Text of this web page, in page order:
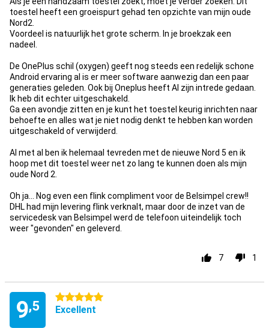
toestel heeft een groeispurt gehad ten opzichte van mijn oude
Nord2.
Voordeel is natuurlijk het grote scherm. In je broekzak een
nadeel.
De OnePlus schil (oxygen) geeft nog steeds een redelijk schone
Android ervaring al is er meer software aanwezig dan een paar
generaties geleden. Ook bij Oneplus heeft AI zijn intrede gedaan.
Ik heb dit echter uitgeschakeld.
Ga een avondje zitten en je kunt het toestel keurig inrichten naar
behoefte en alles wat je niet nodig denkt te hebben kan worden
uitgeschakeld of verwijderd.
Al met al ben ik helemaal tevreden met de nieuwe Nord 5 en ik
hoop met dit toestel weer net zo lang te kunnen doen als mijn
oude Nord 2.
Oh ja... Nog even een flink compliment voor de Belsimpel crew!!
DHL had mijn levering flink verknalt, maar door de inzet van de
servicedesk van Belsimpel werd de telefoon uiteindelijk toch
weer "gevonden" en geleverd.
7 1
9,5
5 étoiles
Excellent